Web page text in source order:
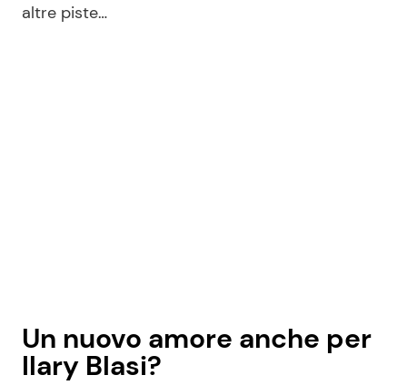
altre piste…
Un nuovo amore anche per
Ilary Blasi?